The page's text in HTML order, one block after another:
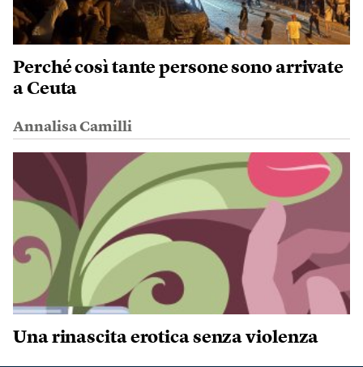
Perché così tante persone sono arrivate
a Ceuta
Annalisa Camilli
Una rinascita erotica senza violenza